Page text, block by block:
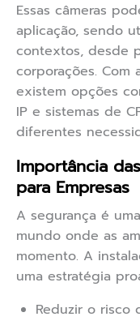
Essas câmeras
aplicação, sendo
contextos, desde
corporações. Com
existem opções
IP e sistemas de
diferentes
Importância
para Empresas
A segurança é
mundo onde as
momento. A
uma estratégia
Reduzir o risco